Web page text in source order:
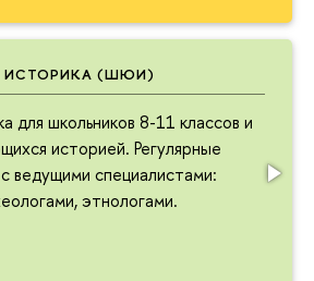
(ШЮИ)
для школьников 8-11 классов и
историей. Регулярные
ведущими специалистами:
этнологами.